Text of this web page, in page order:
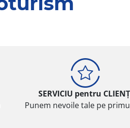
SERVICIU pentru
Punem nevoile tale pe